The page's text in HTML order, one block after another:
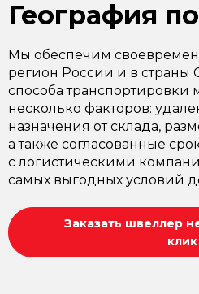
География
Мы обеспечим
регион России и в страны
способа транспортировки
несколько факторов:
назначения от склада,
а также согласованные
с логистическими
самых выгодных условий
Заказать швеллер
клик